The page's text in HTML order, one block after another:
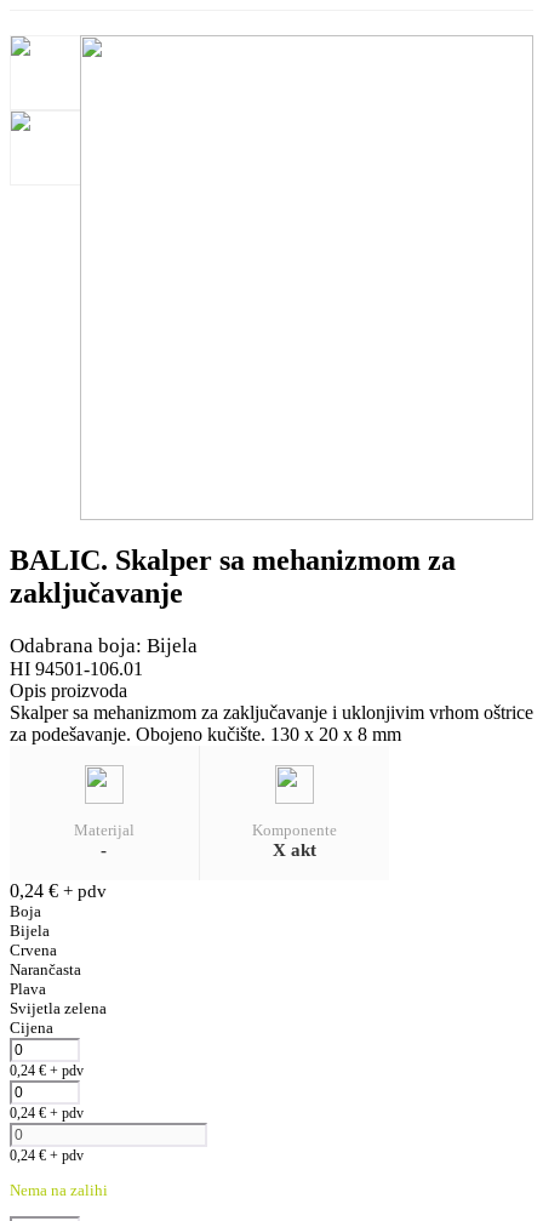
BALIC. Skalper sa mehanizmom za
zaključavanje
Odabrana boja: Bijela
HI 94501-106.01
Opis proizvoda
Skalper sa mehanizmom za zaključavanje i uklonjivim vrhom oštrice
za podešavanje. Obojeno kučište. 130 x 20 x 8 mm
Materijal
-
Komponente
X akt
0,24 € + pdv
Boja
Bijela
Crvena
Narančasta
Plava
Svijetla zelena
Cijena
0,24 € + pdv
0,24 € + pdv
0,24 € + pdv
Nema na zalihi